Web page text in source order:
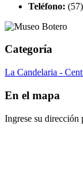
Teléfono:
Categoría
La Candelaria -
En el mapa
Ingrese su dirección